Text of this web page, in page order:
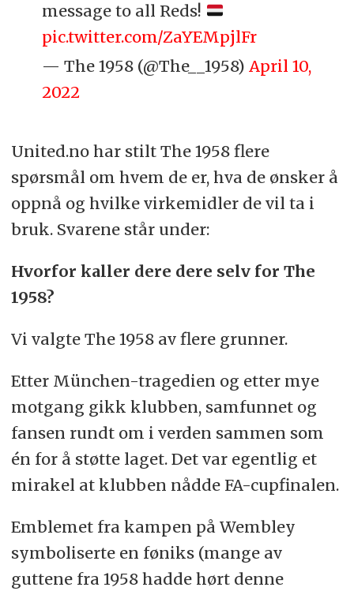
message to all Reds!
pic.twitter.com/ZaYEMpjlFr
— The 1958 (@The__1958)April 10,
2022
United.no har stilt The 1958 flere
spørsmål om hvem de er, hva de ønsker å
oppnå og hvilke virkemidler de vil ta i
bruk. Svarene står under:
Hvorfor kaller dere dere selv for The
1958?
Vi valgte The 1958 av flere grunner.
Etter München-tragedien og etter mye
motgang gikk klubben, samfunnet og
fansen rundt om i verden sammen som
én for å støtte laget. Det var egentlig et
mirakel at klubben nådde FA-cupfinalen.
Emblemet fra kampen på Wembley
symboliserte en føniks (mange av
guttene fra 1958 hadde hørt denne